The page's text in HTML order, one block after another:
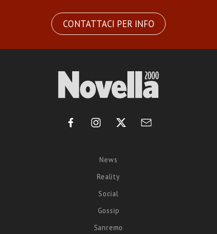
CONTATTACI PER INFO
News
Reality
Social
Gossip
Sanremo